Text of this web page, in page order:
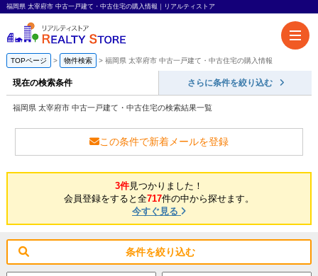
福岡県 太宰府市 中古一戸建て・中古住宅の購入情報｜リアルティストア
TOPページ 物件検索 福岡県 太宰府市 中古一戸建て・中古住宅の購入情報
現在の検索条件 さらに条件を絞り込む
福岡県 太宰府市 中古一戸建て・中古住宅の検索結果一覧
この条件で新着メールを登録
3件見つかりました！
会員登録をすると全717件の中から探せます。
今すぐ見る
条件を絞り込む